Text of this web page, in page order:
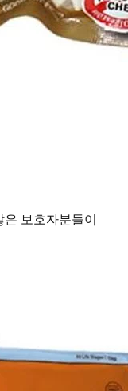
보호자분들이